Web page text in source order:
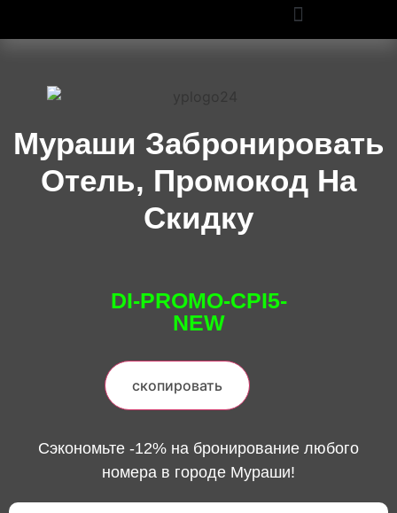
Мураши Забронировать
Отель, Промокод На
Скидку
DI-PROMO-CPI5-
NEW
скопировать
Сэкономьте -12% на бронирование любого
номера в городе Мураши!